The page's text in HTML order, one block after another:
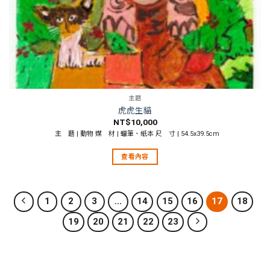
主題
虎虎生貓
NT$10,000
主 題 | 動物媒 材 | 蠟筆、紙本 尺 寸 | 54.5x39.5cm
查看內容
1 2 3 ... 14 15 16 17
18
19
20 21 22 23